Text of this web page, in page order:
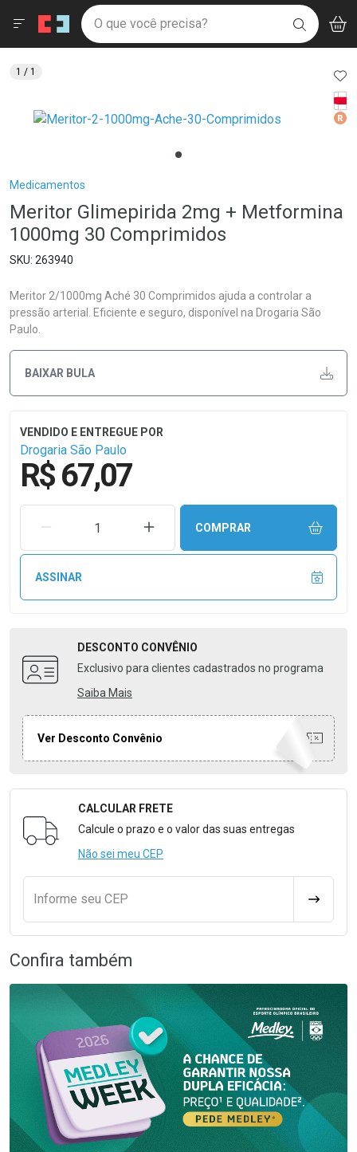
Drogaria São Paulo
Ir direto para a home
pela página
Ir direto para o conteúdo
Ir direto para a busca
Ir direto para a conta
Ir direto para a notificações
Ir direto para o carrinho
Faça a sua busca
O que você precisa? BUSCAR
Menu
Breadcrumb
Medicamentos
Meritor Glimepirida 2mg + Metformina
1000mg 30 Comprimidos
263940
Meritor 2/1000mg Aché 30 Comprimidos ajuda a controlar a
pressão arterial. Eficiente e seguro, disponível na Drogaria São
Paulo.
BAIXAR BULA
Drogaria São Paulo
R$ 67,07
REMOVER UMA UNIDADEAUMENTAR UMA UNIDADE
COMPRAR
ASSINAR
DESCONTO CONVÊNIO
Exclusivo para clientes cadastrados no programa
Saiba Mais
Ver Desconto Convênio
Formulário para Calcular o Frete
CALCULAR FRETE
Calcule o prazo e o valor das suas entregas
Não sei meu CEP
Informe seu CEP
1 / 1
Confira também